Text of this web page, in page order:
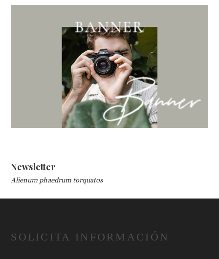
Newsletter
Alienum phaedrum torquatos
SOLICITA INFORMACIÓN